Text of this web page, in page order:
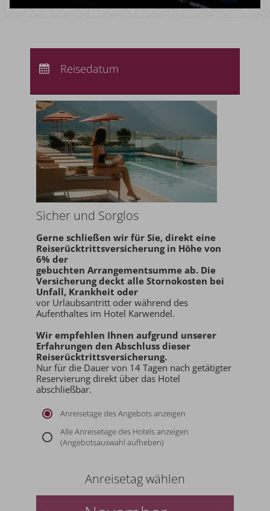
Abreise:keine Auswahl
Reisedatum
Sicher und Sorglos
Gerne schließen wir für Sie, direkt eine
Reiserücktrittsversicherung in Höhe von
6% der
gebuchten Arrangementsumme ab. Die
Versicherung deckt alle Stornokosten bei
Unfall, Krankheit oder
vor Urlaubsantritt oder während des
Aufenthaltes im Hotel Karwendel.
Wir empfehlen Ihnen aufgrund unserer
Erfahrungen den Abschluss dieser
Reiserücktrittsversicherung.
Nur für die Dauer von 14 Tagen nach getätigter
Reservierung direkt über das Hotel
abschließbar.
Anreisetage des Angebots anzeigen
Alle Anreisetage des Hotels anzeigen
(Angebotsauswahl aufheben)
Anreisetag wählen